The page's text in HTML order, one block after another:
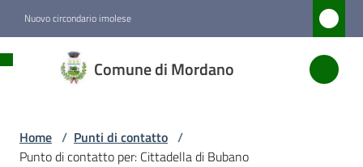
Nuovo circondario imolese
Comune di Mordano
di
Home / Punti di contatto /
Punto di contatto per: Cittadella di Bubano